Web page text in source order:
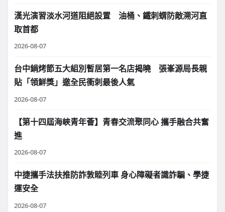
漢光演習淡水河道阻絕設置 油桶、鐵刺蝟防敵溯河直
取首都
2026-08-07
台中鍋烤節五大組別暫居第一名店揭曉 張峯源局長親
貼「領鮮獎」邀全民衝刺最後人氣
2026-08-07
【第十四屆海峽青年薈】青春交流聚同心 攜手融合共奮
進
2026-08-07
中捷攜手法扶推防詐敦睦列車 身心障礙者識詐騙、學捷
運安全
2026-08-07